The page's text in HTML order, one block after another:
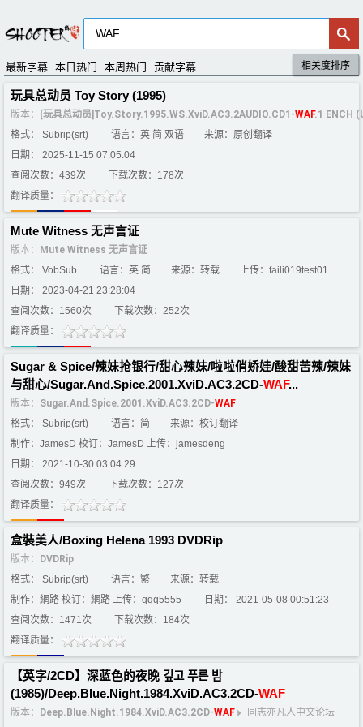
最新字幕 本日热门 本周热门 贡献字幕 默认排序
评分排序
相关度排序
玩具总动员 Toy Story (1995)
版本： [玩具总动员]Toy.Story.1995.WS.XviD.AC3.2AUDIO.CD1-WAF.1 ENCH
格式： Subrip(srt)
语言：英 简 双语
来源：原创翻译
日期： 2025-11-15 07:05:04
查阅次数：439次
下载次数：178次
翻译质量：
Mute Witness 无声言证
版本：
Mute Witness 无声言证
格式： VobSub
语言：英 简 来源：转载
上传：faili019test01
日期： 2023-04-21 23:28:04
查阅次数：1560次
下载次数：252次
翻译质量：
Sugar & Spice/辣妹抢银行/甜心辣妹/啦啦俏娇娃/酸甜苦辣/辣妹
与甜心/Sugar.And.Spice.2001.XviD.AC3.2CD-WAF...
版本： Sugar.And.Spice.2001.XviD.AC3.2CD-WAF
格式： Subrip(srt)
语言：简
来源：校订翻译
制作：JamesD 校订：JamesD 上传：jamesdeng
日期： 2021-10-30 03:04:29
查阅次数：949次
下载次数：127次
翻译质量：
盒裝美人/Boxing Helena 1993 DVDRip
版本：
DVDRip
格式： Subrip(srt)
语言：繁
来源：转载
制作：網路 校订：網路 上传：qqq5555
日期： 2021-05-08 00:51:23
查阅次数：1471次
下载次数：184次
翻译质量：
【英字/2CD】深蓝色的夜晚 깊고 푸른 밤
(1985)/Deep.Blue.Night.1984.XviD.AC3.2CD-WAF
版本： Deep.Blue.Night.1984.XviD.AC3.2CD-WAF 同志亦凡人中文论坛